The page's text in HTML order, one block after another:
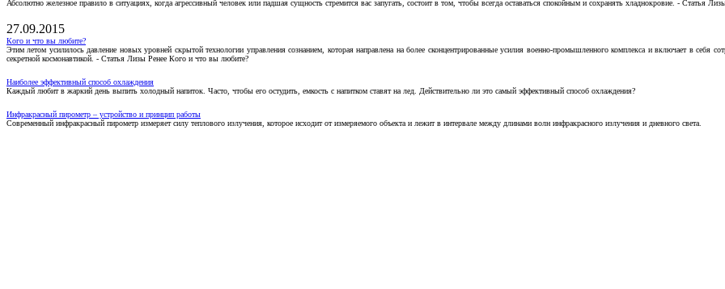
Абсолютно железное правило в ситуациях, когда агрессивный человек или падшая сущность стремится вас запугать, состоит в том, чтобы всегда оставаться спокойным и сохранять хладнокровие. - Статья
27.09.2015
Кого и что вы любите?
Этим летом усилилось давление новых уровней скрытой технологии управления сознанием, которая направлена на более сконцентрированные усилия военно-промышленного комплекса и включает в себя
секретной космонавтикой. - Статья Лизы Ренее Кого и что вы любите?
Наиболее эффективный способ охлаждения
Каждый любит в жаркий день выпить холодный напиток. Часто, чтобы его остудить, емкость с напитком ставят на лед. Действительно ли это самый эффективный способ охлаждения?
Инфракрасный пирометр – устройство и принцип работы
Современный инфракрасный пирометр измеряет силу теплового излучения, которое исходит от измеряемого объекта и лежит в интервале между длинами волн инфракрасного излучения и дневного света.